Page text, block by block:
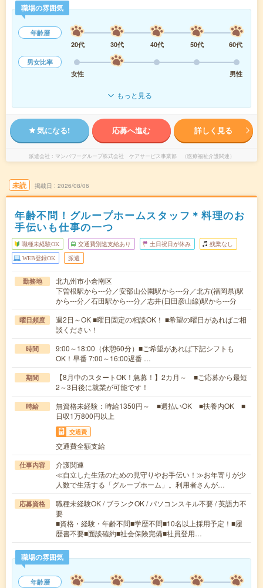
職場の雰囲気
年齢層
20代
30代 40代 50代
60代
男女比率
女性
男性
もっと見る
気になる! 応募へ進む 詳しく見る
派遣会社 マンパワーグループ株式会社 ケアサービス事業部 （医療福祉介護関連）
未読 掲載日 2026/08/06
年齢不問！グループホームスタッフ＊料理のお
手伝いも仕事の一つ
職種未経験OK 交通費別途支給あり 土日祝日が休み 残業なし
WEB登録OK 派遣
勤務地
北九州市小倉南区
下曽根駅から---分／安部山公園駅から---分／北方(福岡県)駅
から---分／石田駅から---分／志井(日田彦山線)駅から---分
曜日頻度
週2日～OK ■曜日固定の相談OK！ ■希望の曜日があればご相
談ください！
時間
9:00～18:00（休憩60分）■ご希望があれば下記シフトも
OK！早番 7:00～16:00遅番 …
期間
【8月中のスタートOK！急募！】2カ月～ ■ご応募から最短
2～3日後に就業が可能です！
時給
無資格未経験：時給1350円～ ■週払いOK ■扶養内OK ■
日収1万800円以上
交通費
交通費全額支給
仕事内容
介護関連
≪自立した生活のための見守りやお手伝い！≫お年寄りが少
人数で生活する「グループホーム」。利用者さんが…
応募資格
職種未経験OK / ブランクOK / パソコンスキル不要 / 英語力不
要
■資格・経験・年齢不問■学歴不問■10名以上採用予定！■履
歴書不要■面談確約■社会保険完備■社員登用…
職場の雰囲気
年齢層